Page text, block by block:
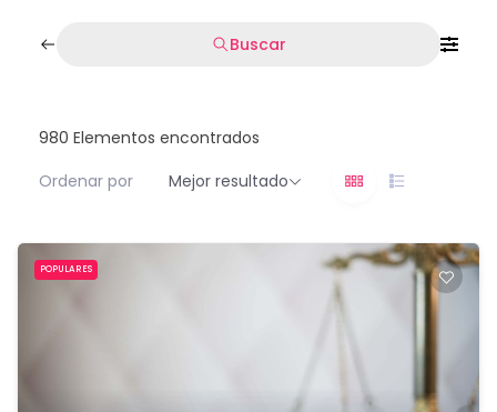
Buscar
980 Elementos encontrados
Ordenar por
Mejor resultado
POPULARES